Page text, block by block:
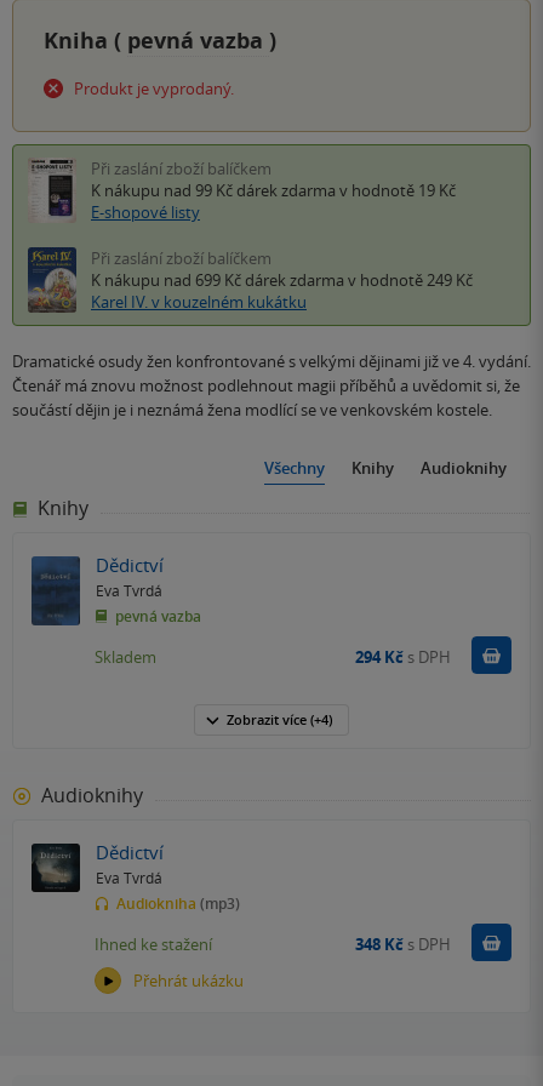
Kniha ( pevná vazba )
Produkt je vyprodaný.
Při zaslání zboží balíčkem
K nákupu nad 99 Kč dárek zdarma v hodnotě 19 Kč
E-shopové listy
Při zaslání zboží balíčkem
K nákupu nad 699 Kč dárek zdarma v hodnotě 249 Kč
Karel IV. v kouzelném kukátku
Dramatické osudy žen konfrontované s velkými dějinami již ve 4. vydání.
Čtenář má znovu možnost podlehnout magii příběhů a uvědomit si, že
součástí dějin je i neznámá žena modlící se ve venkovském kostele.
Všechny Knihy Audioknihy
Knihy
Dědictví
Eva Tvrdá
pevná vazba
Skladem 294 Kč s DPH
Zobrazit více (+4)
Audioknihy
Dědictví
Eva Tvrdá
Audiokniha (mp3)
Přehrát ukázku
Ihned ke stažení 348 Kč s DPH Koupit